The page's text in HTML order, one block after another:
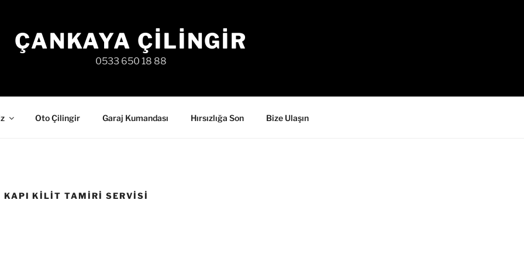
ÇANKAYA ÇILINGIR
0533 650 18 88
Oto Çilingir Garaj Kumandası Hırsızlığa Son Bize Ulaşın
KILIT TAMIRI SERVISI